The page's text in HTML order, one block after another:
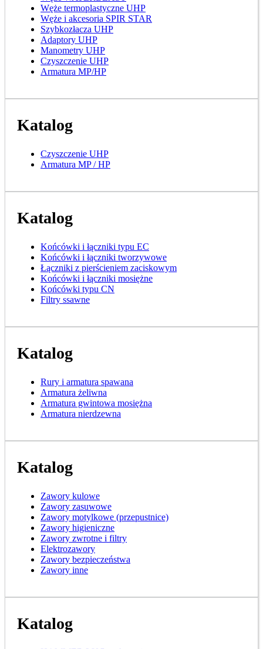
Węże termoplastyczne UHP
Węże i akcesoria SPIR STAR
Szybkozłacza UHP
Adaptory UHP
Manometry UHP
Czyszczenie UHP
Armatura MP/HP
Katalog
Czyszczenie UHP
Armatura MP / HP
Katalog
Końcówki i łączniki typu EC
Końcówki i łączniki tworzywowe
Łączniki z pierścieniem zaciskowym
Końcówki i łączniki mosiężne
Końcówki typu CN
Filtry ssawne
Katalog
Rury i armatura spawana
Armatura żeliwna
Armatura gwintowa mosiężna
Armatura nierdzewna
Katalog
Zawory kulowe
Zawory zasuwowe
Zawory motylkowe (przepustnice)
Zawory higieniczne
Zawory zwrotne i filtry
Elektrozawory
Zawory bezpieczeństwa
Zawory inne
Katalog